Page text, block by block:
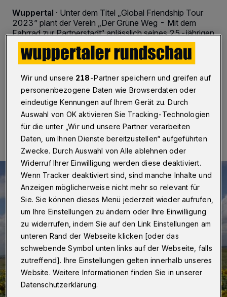
Wuppertal · Unter dem Titel „Global Friendship Tour
2023” plant der Verein „Der Grüne Weg - Mit dem
Fahrrad zur Partnerstadt“ anlässlich seines 25-jährigen
Bestehens eine „Große Runde für Frieden und
Völkerfreundschaft“. Informationen dazu gibt es am 21.
Oktober 2022 ab 19:30 Uhr in der Alten Feuerwache
an der Gathe.
06.10.2022 , 10:30 Uhr Eine Minute Lesezeit
Wir und unsere 218-Partner speichern und greifen auf
personenbezogene Daten wie Browserdaten oder
eindeutige Kennungen auf Ihrem Gerät zu. Durch
Auswahl von OK aktivieren Sie Tracking-Technologien
für die unter „Wir und unsere Partner verarbeiten
Daten, um Ihnen Dienste bereitzustellen“ aufgeführten
Zwecke. Durch Auswahl von Alle ablehnen oder
Widerruf Ihrer Einwilligung werden diese deaktiviert.
Wenn Tracker deaktiviert sind, sind manche Inhalte und
Anzeigen möglicherweise nicht mehr so relevant für
Sie. Sie können dieses Menü jederzeit wieder aufrufen,
um Ihre Einstellungen zu ändern oder Ihre Einwilligung
zu widerrufen, indem Sie auf den Link Einstellungen am
unteren Rand der Webseite klicken [oder das
schwebende Symbol unten links auf der Webseite, falls
zutreffend]. Ihre Einstellungen gelten innerhalb unseres
Website. Weitere Informationen finden Sie in unserer
Datenschutzerklärung.